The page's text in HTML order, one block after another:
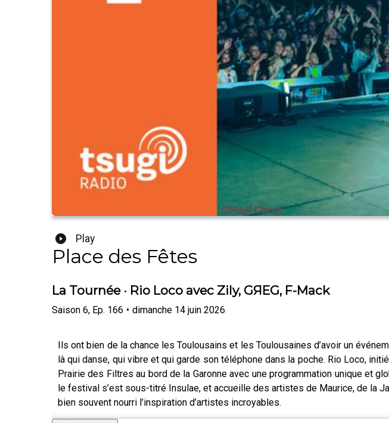
Play
Place des Fêtes
La Tournée · Rio Loco avec Zily, GЯEG, F-Mack
Saison 6, Ep. 166 • dimanche 14 juin 2026
Ils ont bien de la chance les Toulousains et les Toulousaines d’avoir un
là qui danse, qui vibre et qui garde son téléphone dans la poche. Rio Loco,
Prairie des Filtres au bord de la Garonne avec une programmation unique et
le festival s’est sous-titré Insulae, et accueille des artistes de Maurice, de la
bien souvent nourri l’inspiration d’artistes incroyables.